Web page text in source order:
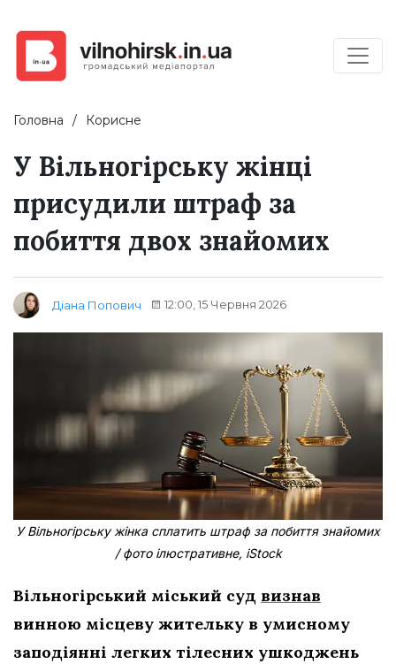
Головна Корисне
У Вільногірську жінці
присудили штраф за
побиття двох знайомих
Діана Попович 12:00, 15 Червня 2026
У Вільногірську жінка сплатить штраф за побиття знайомих
/ фото ілюстративне, iStock
Вільногірський міський суд визнав
винною місцеву жительку в умисному
заподіянні легких тілесних ушкоджень